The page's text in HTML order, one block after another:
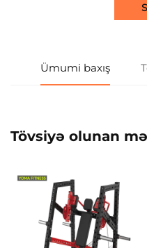
Ümumi baxış
Tövsiyə olunan